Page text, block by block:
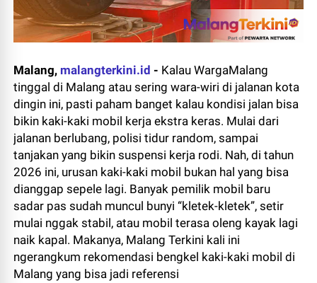
Malang, malangterkini.id - Kalau WargaMalang
tinggal di Malang atau sering wara-wiri di jalanan kota
dingin ini, pasti paham banget kalau kondisi jalan bisa
bikin kaki-kaki mobil kerja ekstra keras. Mulai dari
jalanan berlubang, polisi tidur random, sampai
tanjakan yang bikin suspensi kerja rodi. Nah, di tahun
2026 ini, urusan kaki-kaki mobil bukan hal yang bisa
dianggap sepele lagi. Banyak pemilik mobil baru
sadar pas sudah muncul bunyi “kletek-kletek”, setir
mulai nggak stabil, atau mobil terasa oleng kayak lagi
naik kapal. Makanya, Malang Terkini kali ini
ngerangkum rekomendasi bengkel kaki-kaki mobil di
Malang yang bisa jadi referensi